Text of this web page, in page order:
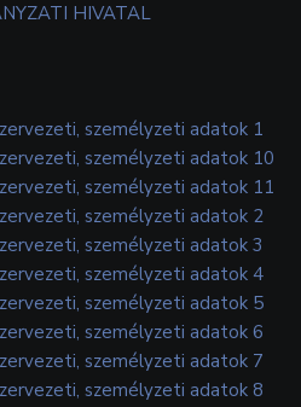
HIVATAL
személyzeti adatok 1
személyzeti adatok 10
személyzeti adatok 11
személyzeti adatok 2
személyzeti adatok 3
személyzeti adatok 4
személyzeti adatok 5
személyzeti adatok 6
személyzeti adatok 7
személyzeti adatok 8